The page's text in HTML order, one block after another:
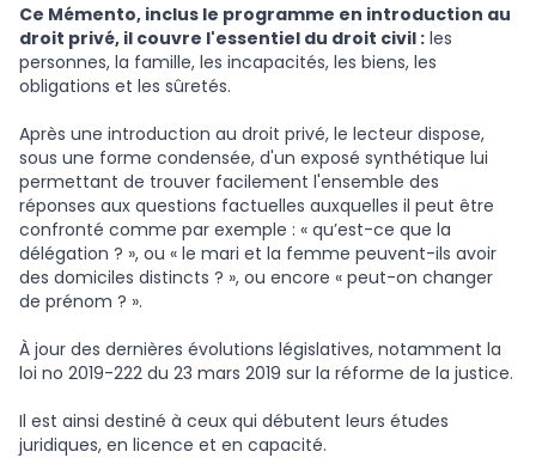
Ce Mémento, inclus le programme en introduction au
droit privé, il couvre l'essentiel du droit civil : les
personnes, la famille, les incapacités, les biens, les
obligations et les sûretés.
Après une introduction au droit privé, le lecteur dispose,
sous une forme condensée, d'un exposé synthétique lui
permettant de trouver facilement l'ensemble des
réponses aux questions factuelles auxquelles il peut être
confronté comme par exemple : « qu’est-ce que la
délégation ? », ou « le mari et la femme peuvent-ils avoir
des domiciles distincts ? », ou encore « peut-on changer
de prénom ? ».
À jour des dernières évolutions législatives, notamment la
loi no 2019-222 du 23 mars 2019 sur la réforme de la justice.
Il est ainsi destiné à ceux qui débutent leurs études
juridiques, en licence et en capacité.